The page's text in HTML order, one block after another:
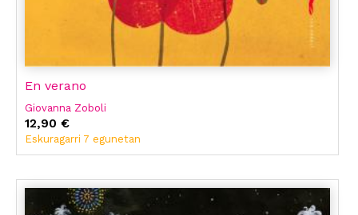
En verano
Giovanna Zoboli
12,90 €
Eskuragarri 7 egunetan